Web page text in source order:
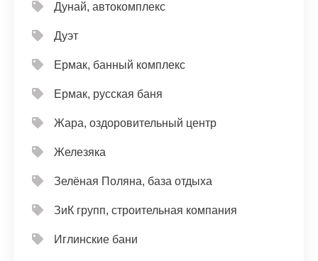
Дунай, автокомплекс
Дуэт
Ермак, банный комплекс
Ермак, русская баня
Жара, оздоровительный центр
Железяка
Зелёная Поляна, база отдыха
ЗиК групп, строительная компания
Иглинские бани